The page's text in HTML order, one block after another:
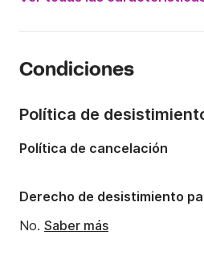
Capacidad a bordo:
Condiciones
Política de
Política de cancelación
Derecho de desistimiento
No. Saber más